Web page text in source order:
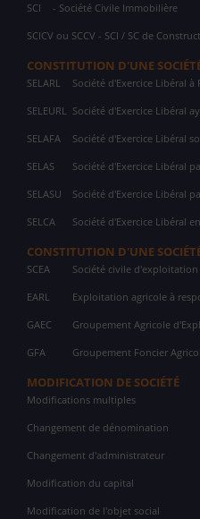
SCI - Société Civile Immobilière
SCICV ou SCCV - SCI / SC de
CONSTITUTION D'UNE
SELARL Société d'Exercice Libéral
SELEURL Société d'Exercice Libéral
SELAFA Société d'Exercice Libéral
SELAS Société d'Exercice Libéral
SELASU Société d'Exercice Libéral
SELCA Société d'Exercice Libéral
CONSTITUTION D'UNE
SCEA Société civile
EARL Exploitation agricole à
GAEC Groupement Agricole
GFA Groupement Foncier
MODIFICATION DE SOCIÉTÉ
Modifications multiples
Changement de dénomination
Changement d'administrateur
Modification du capital
Modification de l'objet social